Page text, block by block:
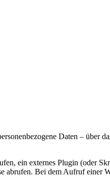
Daten – über
ein externes Plugin (oder
abrufen. Bei dem Aufruf